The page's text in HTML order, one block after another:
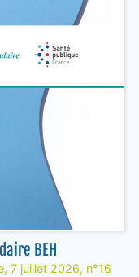
BEH
7 juillet 2026, n°16